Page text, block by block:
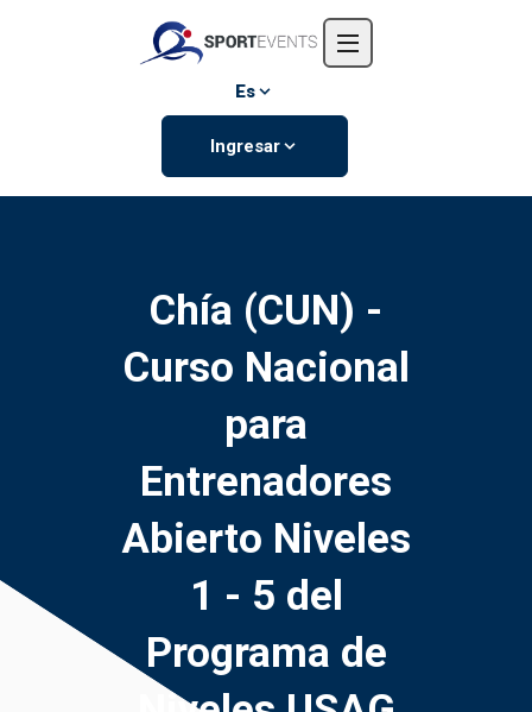
Eventos
Es
Ingresar
Chía (CUN) -
Curso Nacional
para
Entrenadores
Abierto Niveles
1 - 5 del
Programa de